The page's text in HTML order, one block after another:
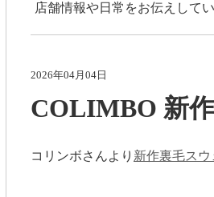
店舗情報や日常をお伝えしてい
2026年04月04日
COLIMBO 新
コリンボさんより 新作裏毛スウ